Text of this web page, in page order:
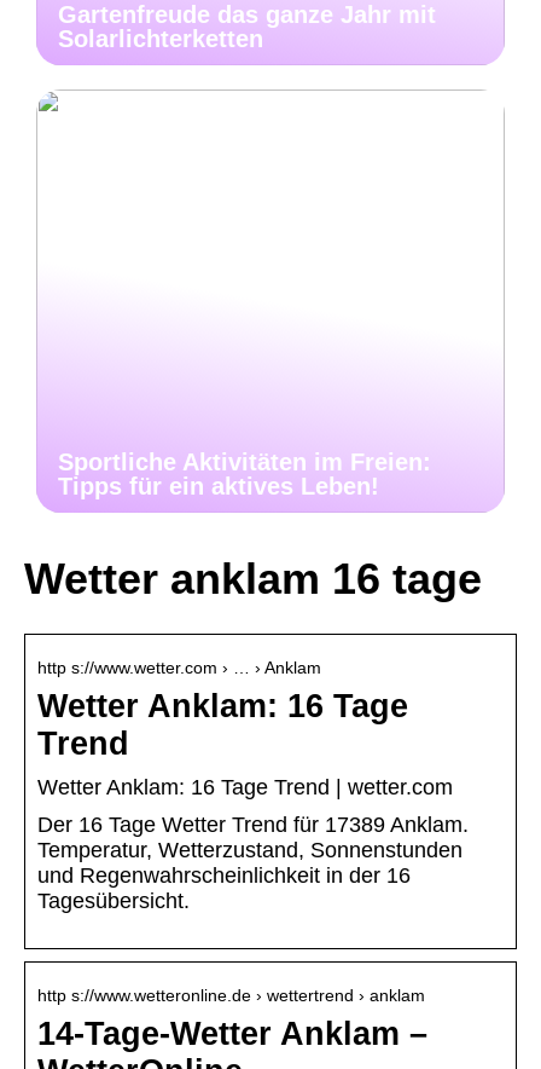
Gartenfreude das ganze Jahr mit
Solarlichterketten
Sportliche Aktivitäten im Freien:
Tipps für ein aktives Leben!
Wetter anklam 16 tage
http s://www.wetter.com › … › Anklam
Wetter Anklam: 16 Tage
Trend
Wetter Anklam: 16 Tage Trend | wetter.com
Der 16 Tage Wetter Trend für 17389 Anklam.
Temperatur, Wetterzustand, Sonnenstunden
und Regenwahrscheinlichkeit in der 16
Tagesübersicht.
http s://www.wetteronline.de › wettertrend › anklam
14-Tage-Wetter Anklam –